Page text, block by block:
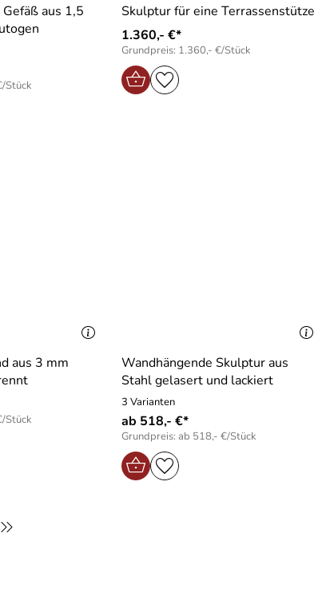
aus 1,5
Stück
Skulptur für eine Terrassenstütze
1.360,- €*
Grundpreis: 1.360,- €/Stück
aus 3 mm
Stück
Wandhängende Skulptur aus
Stahl gelasert und lackiert
3 Varianten
ab 518,- €*
Grundpreis: ab 518,- €/Stück